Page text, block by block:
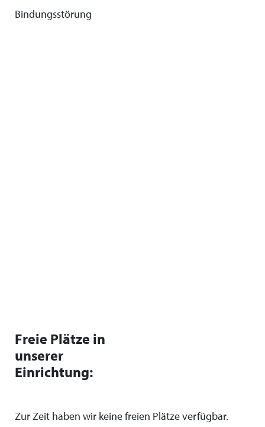
Bindungsstörung
Freie Plätze in
unserer
Einrichtung:
Zur Zeit haben wir keine freien Plätze verfügbar.